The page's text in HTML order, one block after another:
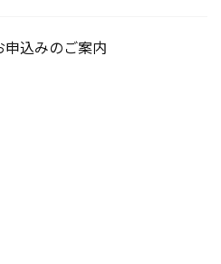
申込みのご案内